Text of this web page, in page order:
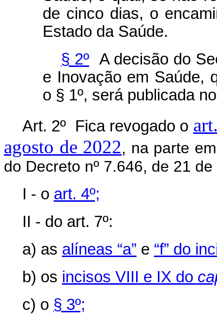
de cinco dias, o
Estado da Saúde.
§ 2º A decisão do
e Inovação em Saúde,
o § 1º, será publicada
Art. 2º Fica revogado o
agosto de 2022, na parte
do Decreto nº 7.646, de 21
I - o art. 4º;
II - do art. 7º:
a) as alíneas “a” e “f” do
b) os incisos VIII e IX do
c) o § 3º;